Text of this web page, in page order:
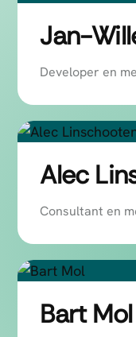
Jan-
Developer en
Alec
Consultant en
Bart Mol